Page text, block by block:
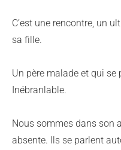
C’est une rencontre, un
sa fille.
Un père malade et qui se
Inébranlable.
Nous sommes dans son
absente. Ils se parlent